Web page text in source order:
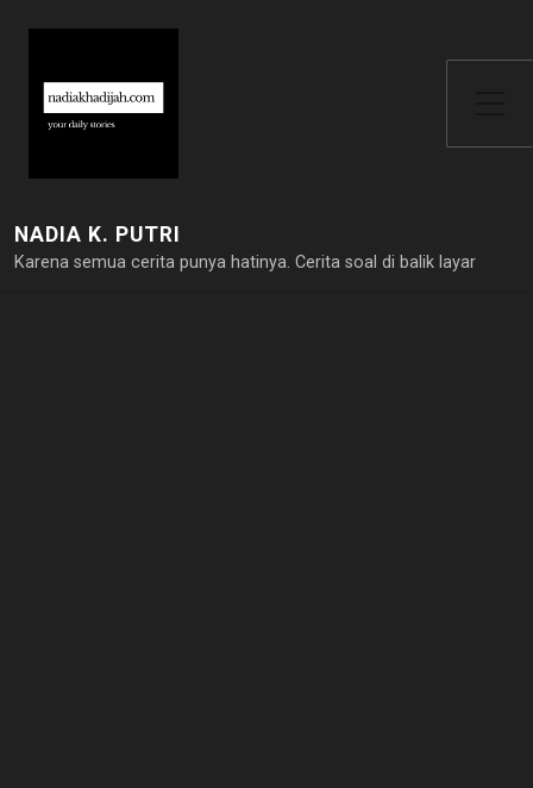
NADIA K. PUTRI
Karena semua cerita punya hatinya. Cerita soal di balik layar